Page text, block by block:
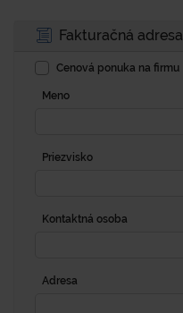
Fakturačná adresa
Cenová ponuka na firmu
Meno
Priezvisko
Kontaktná osoba
Adresa